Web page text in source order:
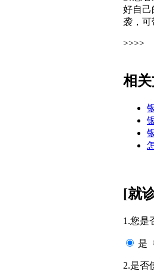
好自己
袭，可
>>>>
相
[就
1.您是
是
2.是否